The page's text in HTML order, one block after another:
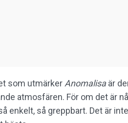
som utmärker Anomalisaär
atmosfären. För om det är
enkelt, så greppbart. Det är